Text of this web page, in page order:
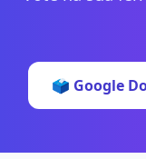
🗳️ Google